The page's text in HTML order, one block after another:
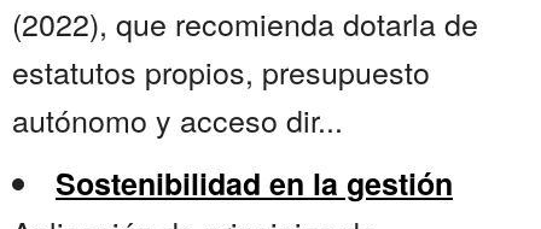
(2022), que recomienda dotarla de
estatutos propios, presupuesto
autónomo y acceso dir...
Sostenibilidad en la gestión